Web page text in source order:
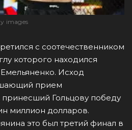
images
с соотечественником
которого находился
Исход
прием
принесший Гольцову победу
миллион долларов.
это был третий финал в